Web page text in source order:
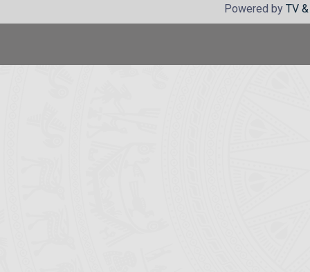
Powered by TV